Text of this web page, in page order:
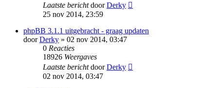
Laatste berichtdoorDerky
25 nov 2014, 23:59
phpBB 3.1.1 uitgebracht - graag updaten
doorDerky » 02 nov 2014, 03:47
0 Reacties
18926 Weergaves
Laatste berichtdoorDerky
02 nov 2014, 03:47